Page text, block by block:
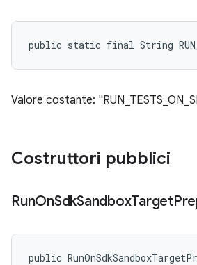
public static final String
Valore costante:
Costruttori pubblici
RunOnSdkSandboxTarget
public